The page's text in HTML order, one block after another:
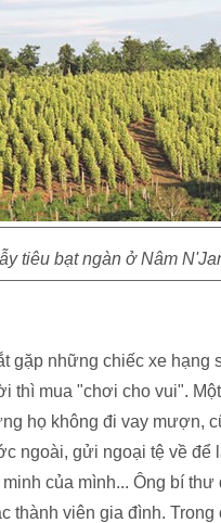
tiêu bạt ngàn ở Nâm
gặp những chiếc xe hạng
thì mua "chơi cho vui".
họ không đi vay mượn,
ngoài, gửi ngoại tệ về để
của mình... Ông bí
thành viên gia đình.